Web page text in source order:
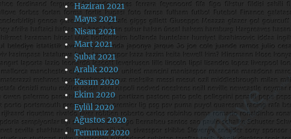
Haziran 2021
Mayıs 2021
Nisan 2021
Mart 2021
Şubat 2021
Aralık 2020
Kasım 2020
Ekim 2020
Eylül 2020
Ağustos 2020
Temmuz 2020